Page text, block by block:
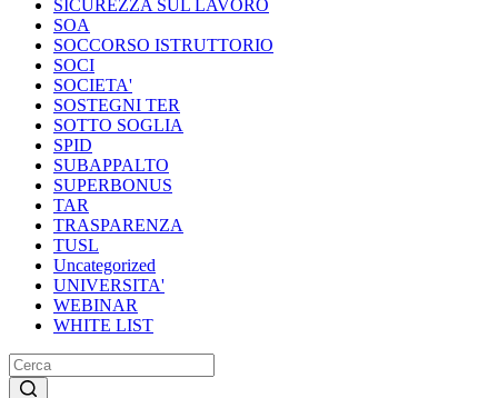
SICUREZZA SUL LAVORO
SOA
SOCCORSO ISTRUTTORIO
SOCI
SOCIETA'
SOSTEGNI TER
SOTTO SOGLIA
SPID
SUBAPPALTO
SUPERBONUS
TAR
TRASPARENZA
TUSL
Uncategorized
UNIVERSITA'
WEBINAR
WHITE LIST